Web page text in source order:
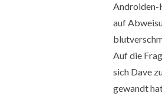
Androiden-
auf
Auf die
sich Dave
gewandt